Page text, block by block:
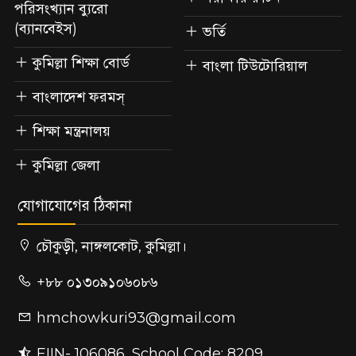
পরিসংখ্যান ব্যুরো
(ব্যানবেইস)
কুমিল্লা শিক্ষা বোর্ড
বাংলাদেশ ফরমস্
শিক্ষা মন্ত্রনালয়
কুমিল্লা জেলা
ভর্তি
বাংলা টিউটোরিয়াল
যোগাযোগের ঠিকানা
চৌকুড়ী, নাঙ্গলকোট, কুমিল্লা।
+৮৮ ০১৩০৯১০৬০৮৬
hmchowkuri93@gmail.com